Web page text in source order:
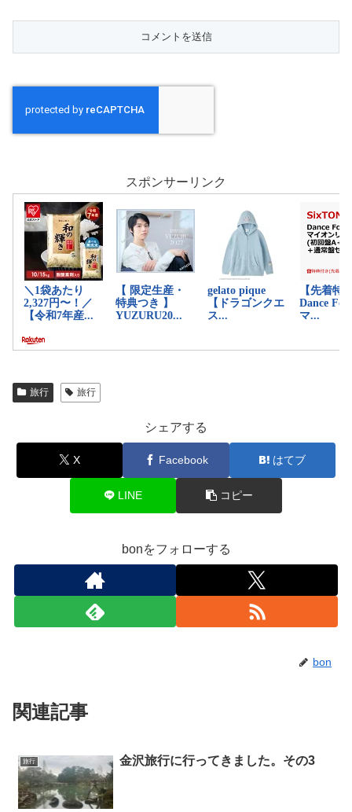
スポンサーリンク
旅行 旅行
シェアする
X Facebook はてブ
LINE コピー
bonをフォローする
bon
関連記事
旅行 金沢旅行に行ってきました。その3